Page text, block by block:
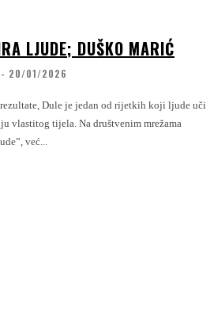
LJUDE; DUŠKO MARIĆ
- 20/01/2026
Dule je jedan od rijetkih koji ljude uči
vlastitog tijela. Na društvenim mrežama
već...